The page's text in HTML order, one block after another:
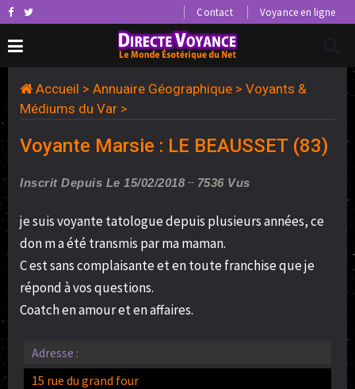
Contact Voyance en ligne
Accueil > Annuaire Géographique > Voyants &
Médiums du Var >
Voyante Marsie : LE BEAUSSET (83)
Inscrit Depuis Le 15/02/2018 7536 Vus
je suis voyante tatologue depuis plusieurs années, ce
don m a été transmis par ma maman.
C est sans complaisante et en toute franchise que je
répond à vos questions.
Coatch en amour et en affaires.
Adresse :
15 rue du grand four